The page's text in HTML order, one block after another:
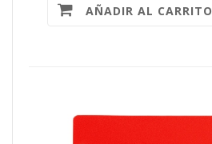
AÑADIR AL CARRITO